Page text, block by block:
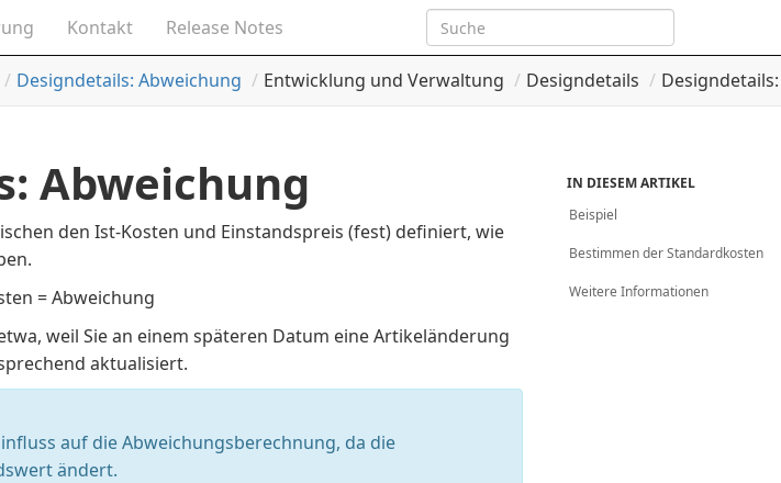
Kontakt Release Notes
Designdetails: Abweichung Entwicklung und Verwaltung Designdetails
Abweichung
den Ist-Kosten und Einstandspreis (fest) definiert, wie
= Abweichung
weil Sie an einem späteren Datum eine Artikeländerung
aktualisiert.
auf die Abweichungsberechnung, da die
ändert.
IN DIESEM ARTIKEL
Beispiel
Bestimmen der Standardkosten
Weitere Informationen